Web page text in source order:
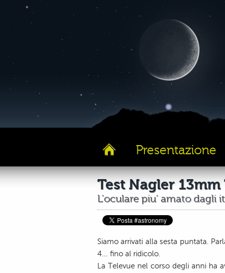
Presentazione
Test Nagler 13mm
L'oculare piu' amato dagli
Siamo arrivati alla sesta puntata.
4... fino al ridicolo.
La Televue nel corso degli anni ha